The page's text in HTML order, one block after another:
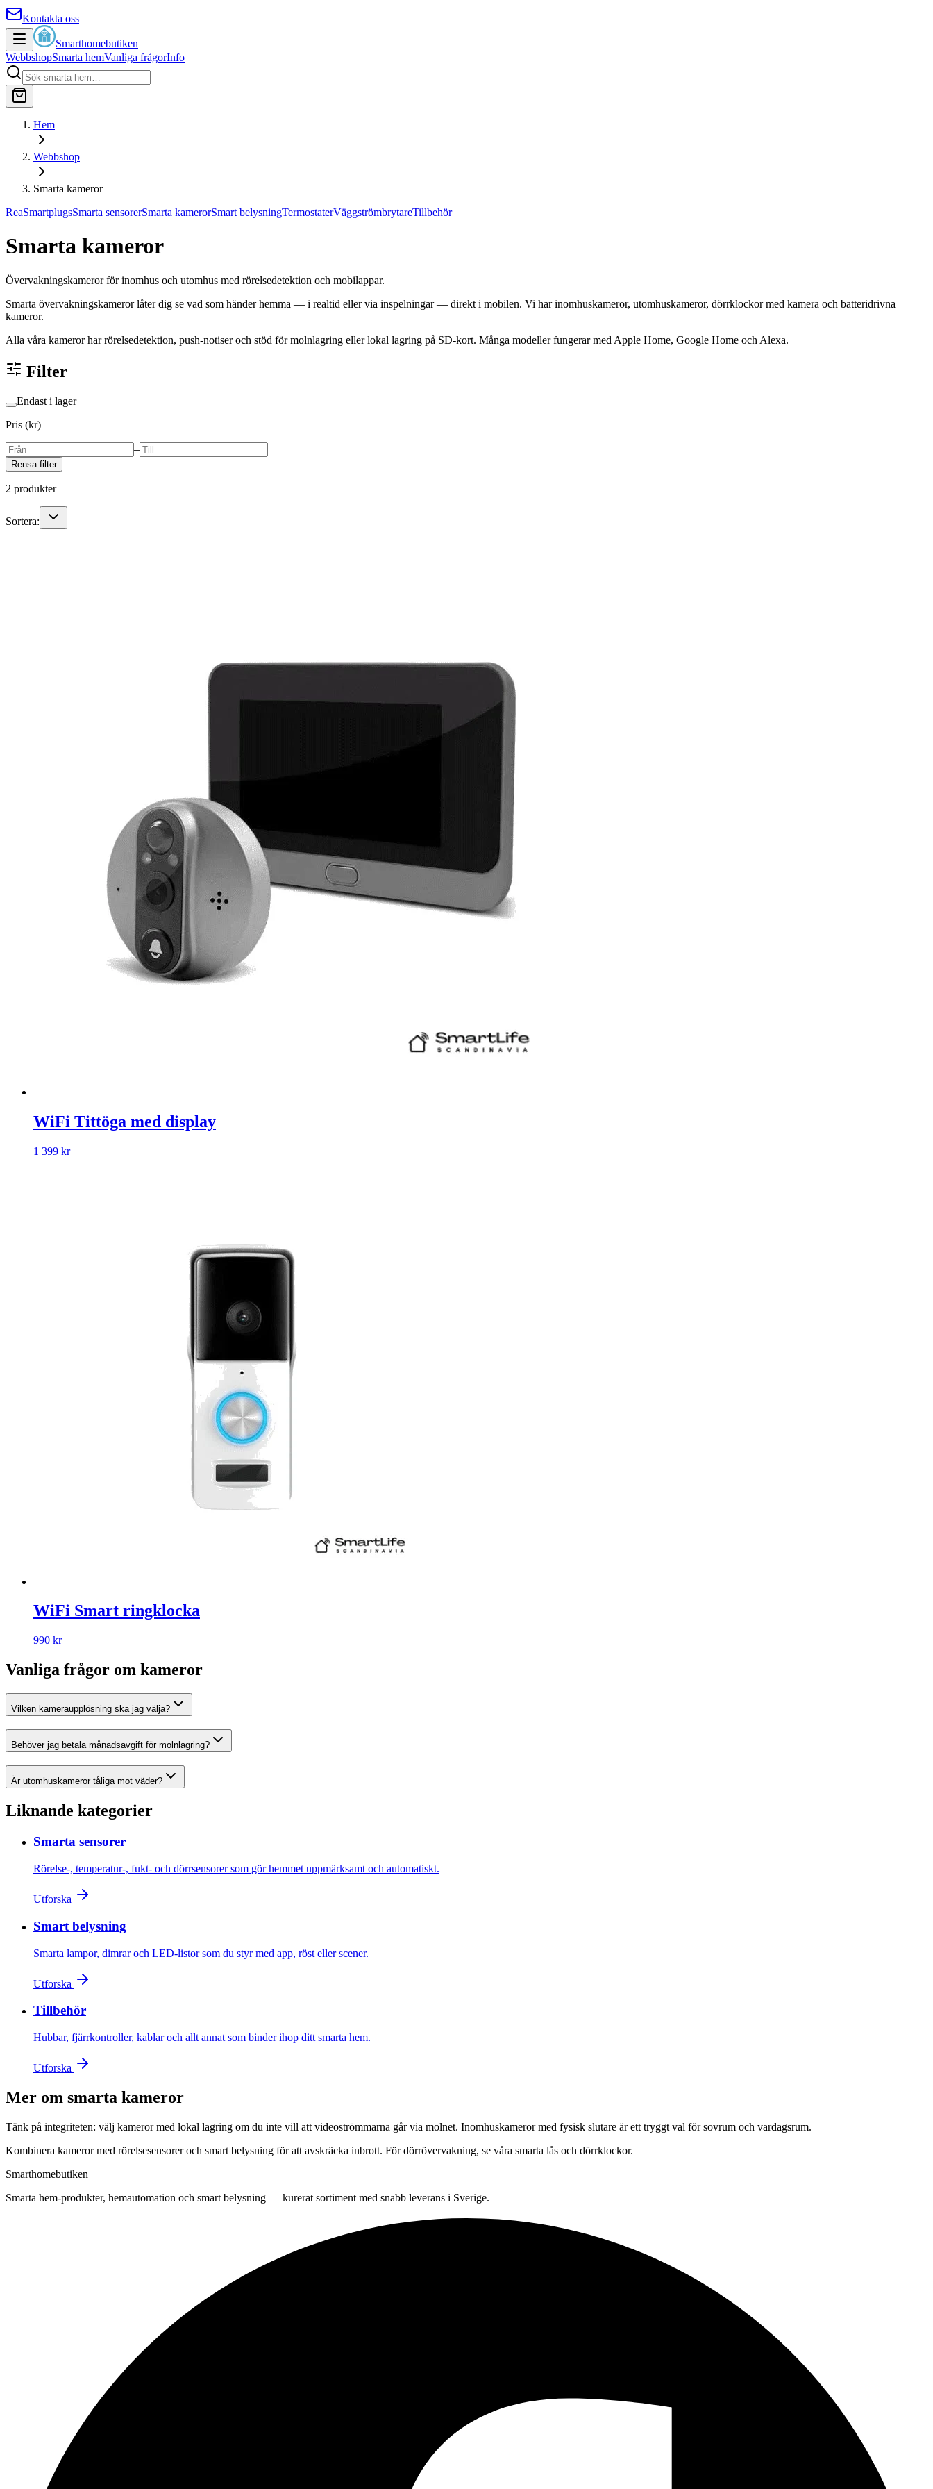
Kontakta oss
Smarthomebutiken
WebbshopSmarta hemVanliga frågorInfo
Hem
Webbshop
Smarta kameror
ReaSmartplugsSmarta sensorerSmarta kamerorSmart belysningTermostaterVäggströmbrytareTillbehör
Smarta kameror
Övervakningskameror för inomhus och utomhus med rörelsedetektion och mobilappar.
Smarta övervakningskameror låter dig se vad som händer hemma — i realtid eller via inspelningar — direkt i mobilen. Vi har inomhuskameror, utomhuskameror, dörrklockor med kamera och batteridrivna
kameror.
Alla våra kameror har rörelsedetektion, push-notiser och stöd för molnlagring eller lokal lagring på SD-kort. Många modeller fungerar med Apple Home, Google Home och Alexa.
Filter
Endast i lager
Pris (kr)
–
Rensa filter
2 produkter
Sortera:
WiFi Tittöga med display
1 399 kr
WiFi Smart ringklocka
990 kr
Vanliga frågor om kameror
Vilken kameraupplösning ska jag välja?
Behöver jag betala månadsavgift för molnlagring?
Är utomhuskameror tåliga mot väder?
Liknande kategorier
Smarta sensorer
Rörelse-, temperatur-, fukt- och dörrsensorer som gör hemmet uppmärksamt och automatiskt.
Utforska
Smart belysning
Smarta lampor, dimrar och LED-listor som du styr med app, röst eller scener.
Utforska
Tillbehör
Hubbar, fjärrkontroller, kablar och allt annat som binder ihop ditt smarta hem.
Utforska
Mer om smarta kameror
Tänk på integriteten: välj kameror med lokal lagring om du inte vill att videoströmmarna går via molnet. Inomhuskameror med fysisk slutare är ett tryggt val för sovrum och vardagsrum.
Kombinera kameror med rörelsesensorer och smart belysning för att avskräcka inbrott. För dörrövervakning, se våra smarta lås och dörrklockor.
Smarthomebutiken
Smarta hem-produkter, hemautomation och smart belysning — kurerat sortiment med snabb leverans i Sverige.